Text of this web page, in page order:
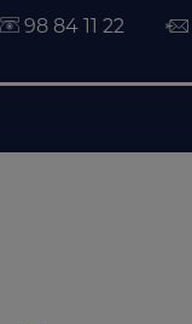
98 84 11 22